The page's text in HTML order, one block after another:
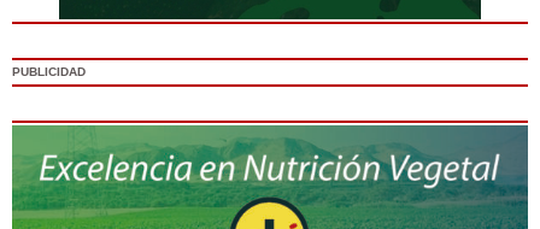
PUBLICIDAD